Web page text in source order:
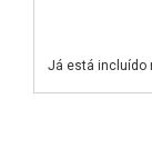
Já está incluído